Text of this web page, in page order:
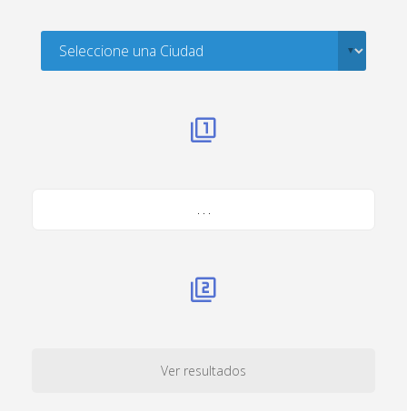
. . .
Ver resultados